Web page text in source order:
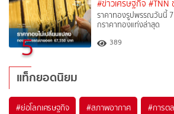
5
#ข่าวเศรษฐกิจ #TNN
ราคาทองรูปพรรณวันนี้ 7
กราคาทองแท่งล่าสุด
389
แท็กยอดนิยม
#ย่อโลกเศรษฐกิจ #สภาพอากาศ #การต